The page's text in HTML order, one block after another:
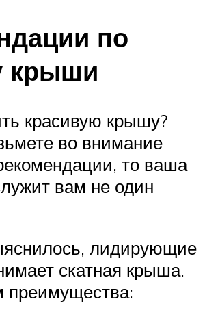
по
крыши
красивую крышу?
во внимание
то ваша
вам не один
лидирующие
скатная крыша.
преимущества: